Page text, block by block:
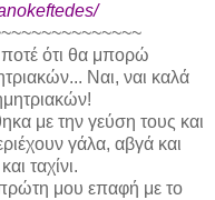
ότι θα μπορώ
Ναι, ναι καλά
με την γεύση τους και
γάλα, αβγά και
ταχίνι.
μου επαφή με το